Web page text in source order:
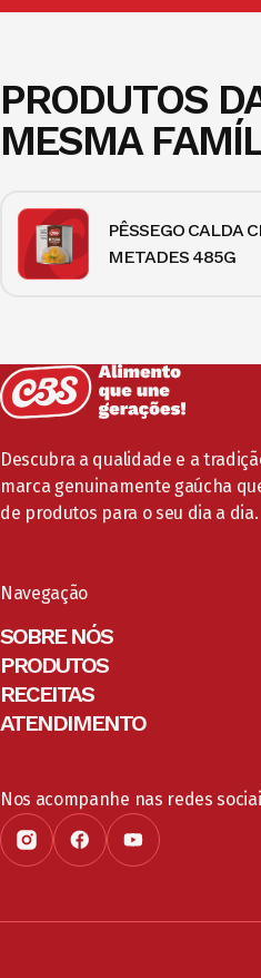
PRODUTOS
MESMA
PÊSSEGO CALDA
METADES 485G
Descubra a qualidade e a
marca genuinamente gaúcha
de produtos para o seu dia a dia.
Navegação
SOBRE NÓS
PRODUTOS
RECEITAS
ATENDIMENTO
Nos acompanhe nas redes